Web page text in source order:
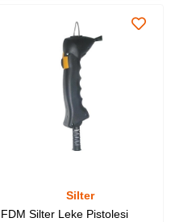
Silter
FDM Silter Leke Pistolesi